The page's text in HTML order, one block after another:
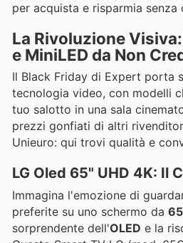
per acquista e risparmia senza
La Rivoluzione
e MiniLED da Non
Il Black Friday di Expert porta
tecnologia video, con modelli
tuo salotto in una sala
prezzi gonfiati di altri
Unieuro: qui trovi qualità e
LG Oled 65" UHD 4K: Il
Immagina l'emozione di
preferite su uno schermo da
sorprendente dell'OLED e la